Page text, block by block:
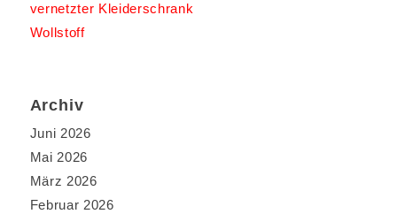
vernetzter Kleiderschrank
Wollstoff
Archiv
Juni 2026
Mai 2026
März 2026
Februar 2026